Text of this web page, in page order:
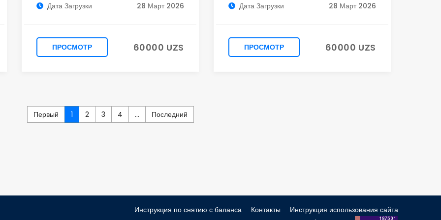
Дата Загрузки 28 Март 2026
ПРОСМОТР 60000 UZS
Дата Загрузки 28 Март 2026
ПРОСМОТР 60000 UZS
Первый 1 2 3 4 ... Последний
Инструкция по снятию с баланса Контакты
Инструкция использования сайта